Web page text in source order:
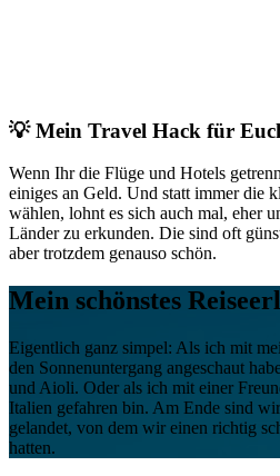
💡 Mein Travel Hack für
Wenn Ihr die Flüge und Hotels
einiges an Geld. Und statt immer die
wählen, lohnt es sich auch mal, eher
Länder zu erkunden. Die sind oft
aber trotzdem genauso schön.
Mein schönstes
Eigentlich ganz simpel: Als ich mit
den Sonnenuntergang angeschaut
und Aioli. Oder als ich mit einer
Italien gefahren bin. Am Ende sind
gelandet, von dem wir einen richtig
hatten.